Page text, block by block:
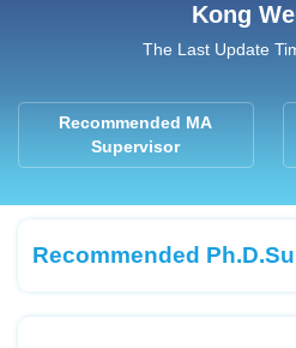
Kong
The Last Update
Recommended MA
Supervisor
Recommended